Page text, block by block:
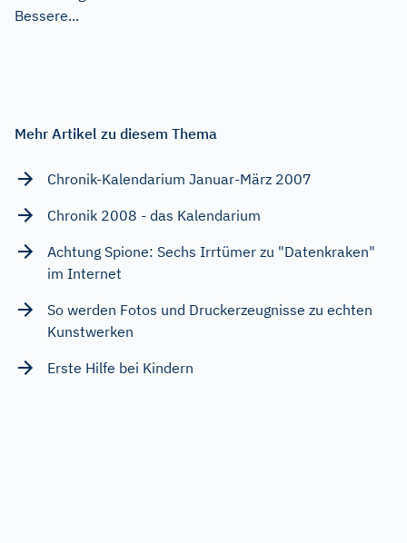
Bessere...
Mehr Artikel zu diesem Thema
Chronik-Kalendarium Januar-März 2007
Chronik 2008 - das Kalendarium
Achtung Spione: Sechs Irrtümer zu "Datenkraken"
im Internet
So werden Fotos und Druckerzeugnisse zu echten
Kunstwerken
Erste Hilfe bei Kindern